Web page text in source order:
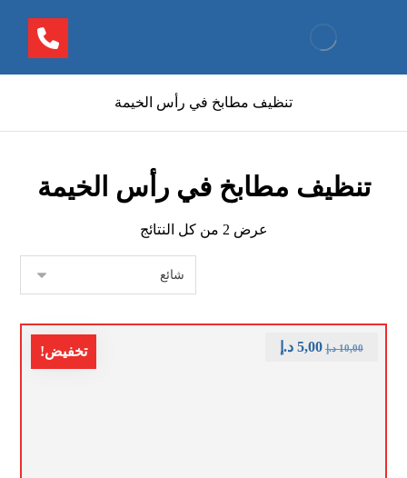
تنظيف مطابخ في رأس الخيمة
تنظيف مطابخ في رأس الخيمة
عرض ⁦2⁩ من كل النتائج
تخفيض! 10,00 د.إ 5,00 د.إ